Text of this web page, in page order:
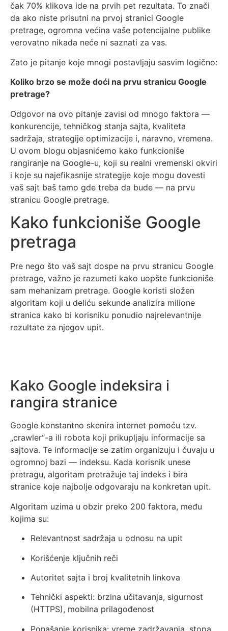
čak 70% klikova ide na prvih pet rezultata. To znači
da ako niste prisutni na prvoj stranici Google
pretrage, ogromna većina vaše potencijalne publike
verovatno nikada neće ni saznati za vas.
Zato je pitanje koje mnogi postavljaju sasvim logično:
Koliko brzo se može doći na prvu stranicu Google
pretrage?
Odgovor na ovo pitanje zavisi od mnogo faktora —
konkurencije, tehničkog stanja sajta, kvaliteta
sadržaja, strategije optimizacije i, naravno, vremena.
U ovom blogu objasnićemo kako funkcioniše
rangiranje na Google-u, koji su realni vremenski okviri
i koje su najefikasnije strategije koje mogu dovesti
vaš sajt baš tamo gde treba da bude — na prvu
stranicu Google pretrage.
Kako funkcioniše Google
pretraga
Pre nego što vaš sajt dospe na prvu stranicu Google
pretrage, važno je razumeti kako uopšte funkcioniše
sam mehanizam pretrage. Google koristi složen
algoritam koji u deliću sekunde analizira milione
stranica kako bi korisniku ponudio najrelevantnije
rezultate za njegov upit.
Kako Google indeksira i
rangira stranice
Google konstantno skenira internet pomoću tzv.
„crawler“-a ili robota koji prikupljaju informacije sa
sajtova. Te informacije se zatim organizuju i čuvaju u
ogromnoj bazi — indeksu. Kada korisnik unese
pretragu, algoritam pretražuje taj indeks i bira
stranice koje najbolje odgovaraju na konkretan upit.
Algoritam uzima u obzir preko 200 faktora, među
kojima su:
Relevantnost sadržaja u odnosu na upit
Korišćenje ključnih reči
Autoritet sajta i broj kvalitetnih linkova
Tehnički aspekti: brzina učitavanja, sigurnost
(HTTPS), mobilna prilagođenost
Ponašanje korisnika: vreme zadržavanja, stopa